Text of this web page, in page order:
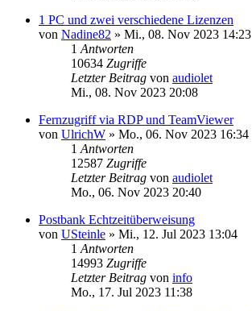
1 PC und zwei verschiedene Lizenzen
von Nadine82 » Mi., 08. Nov 2023 14:23
1 Antworten
10634 Zugriffe
Letzter Beitrag von audiolet
Mi., 08. Nov 2023 20:08
Fernzugriff via RDP und TeamViewer
von UlrichW » Mo., 06. Nov 2023 16:34
1 Antworten
12587 Zugriffe
Letzter Beitrag von audiolet
Mo., 06. Nov 2023 20:40
Postbank Echtzeitüberweisung
von USteinle » Mi., 12. Jul 2023 13:04
1 Antworten
14993 Zugriffe
Letzter Beitrag von info
Mo., 17. Jul 2023 11:38